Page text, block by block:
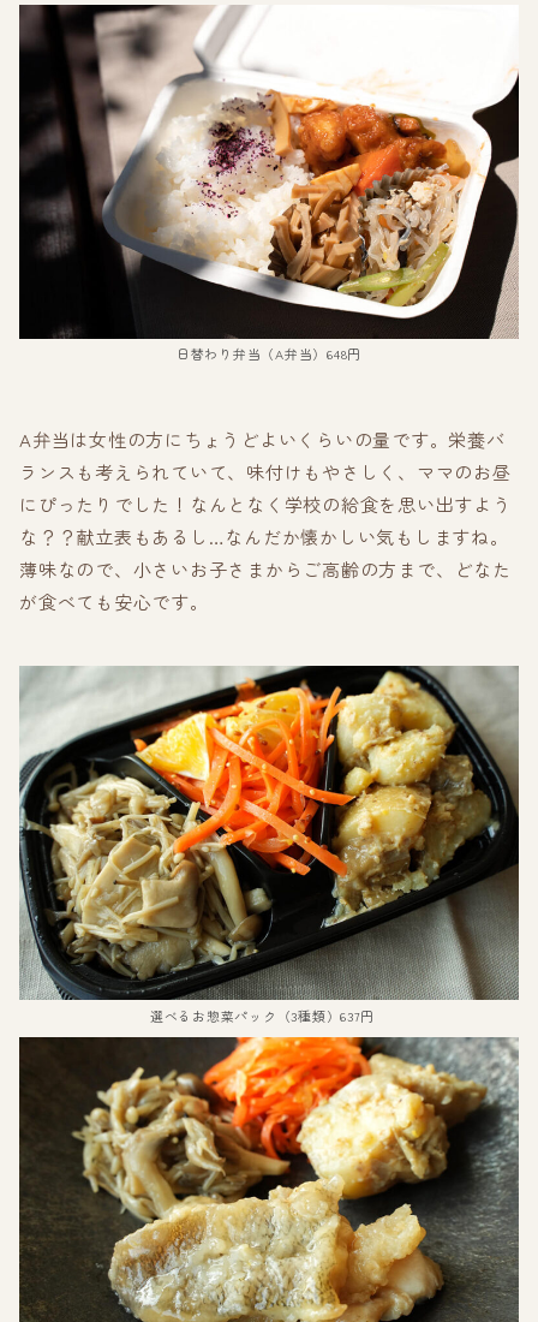
日替わり弁当（A弁当）648円
A弁当は女性の方にちょうどよいくらいの量です。栄養バ
ランスも考えられていて、味付けもやさしく、ママのお昼
にぴったりでした！なんとなく学校の給食を思い出すよう
な？？献立表もあるし…なんだか懐かしい気もしますね。
薄味なので、小さいお子さまからご高齢の方まで、どなた
が食べても安心です。
選べるお惣菜パック（3種類）637円